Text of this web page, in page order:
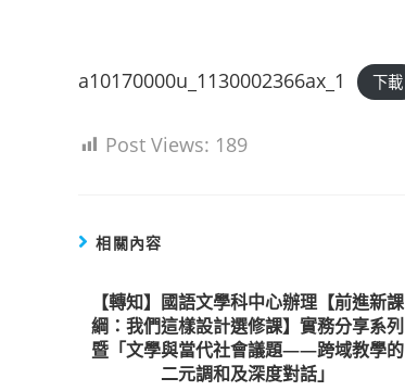
a10170000u_1130002366ax_1 下載
Post Views: 189
相關內容
【轉知】國語文學科中心辦理【前進新課
綱：我們這樣設計選修課】實務分享系列
暨「文學與當代社會議題——跨域教學的
二元調和及深度對話」